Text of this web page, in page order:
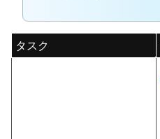
タスク